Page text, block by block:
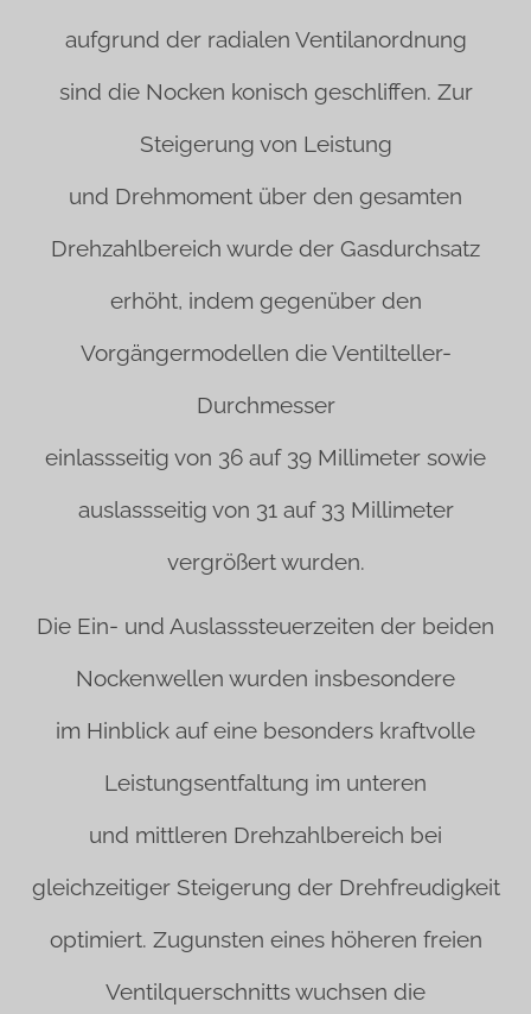
aufgrund der radialen Ventilanordnung
sind die Nocken konisch geschliffen. Zur
Steigerung von Leistung
und Drehmoment über den gesamten
Drehzahlbereich wurde der Gasdurchsatz
erhöht, indem gegenüber den
Vorgängermodellen die Ventilteller-
Durchmesser
einlassseitig von 36 auf 39 Millimeter sowie
auslassseitig von 31 auf 33 Millimeter
vergrößert wurden.
Die Ein- und Auslasssteuerzeiten der beiden
Nockenwellen wurden insbesondere
im Hinblick auf eine besonders kraftvolle
Leistungsentfaltung im unteren
und mittleren Drehzahlbereich bei
gleichzeitiger Steigerung der Drehfreudigkeit
optimiert. Zugunsten eines höheren freien
Ventilquerschnitts wuchsen die